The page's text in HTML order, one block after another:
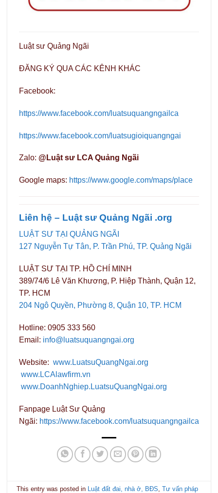
Luật sư Quảng Ngãi
ĐĂNG KÝ QUA CÁC KÊNH KHÁC
Facebook:
https://www.facebook.com/luatsuquangngailca
https://www.facebook.com/luatsugioiquangngai
Zalo: @Luật sư LCA Quảng Ngãi
Google maps: https://www.google.com/maps/place
Liên hệ – Luật sư Quảng Ngãi .org
LUẬT SƯ TẠI QUẢNG NGÃI
127 Nguyễn Tự Tân, P. Trần Phú, TP. Quảng Ngãi
LUẬT SƯ TẠI TP. HỒ CHÍ MINH
389/74/6 Lê Văn Khương, P. Hiệp Thành, Quận 12,
TP. HCM
204 Ngô Quyền, Phường 8, Quận 10, TP. HCM
Hotline: 0905 333 560
Email: info@luatsuquangngai.org
Website: www.LuatsuQuangNgai.org
www.LCAlawfirm.vn
www.DoanhNghiep.LuatsuQuangNgai.org
Fanpage Luật Sư Quảng
Ngãi: https://www.facebook.com/luatsuquangngailca
This entry was posted in Luật đất đai, nhà ở, BĐS,Tư vấn pháp